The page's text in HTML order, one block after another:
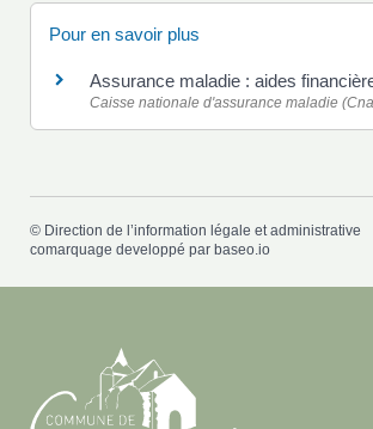
Pour en savoir plus
Assurance maladie : aides
Caisse nationale d'assurance maladie
© Direction de l’information légale et administrative
comarquage developpé par baseo.io